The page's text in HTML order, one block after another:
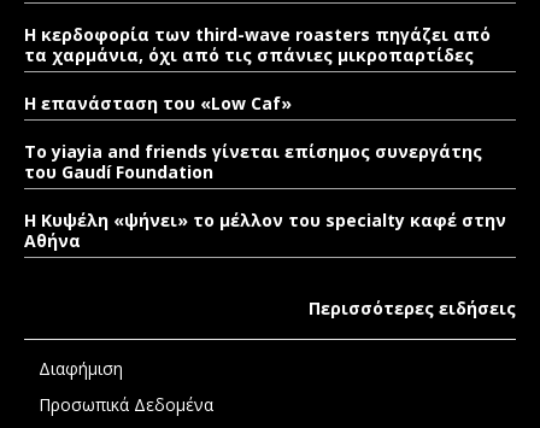
Η κερδοφορία των third-wave roasters πηγάζει από
τα χαρμάνια, όχι από τις σπάνιες μικροπαρτίδες
Η επανάσταση του «Low Caf»
To yiayia and friends γίνεται επίσημος συνεργάτης
του Gaudí Foundation
Η Κυψέλη «ψήνει» το μέλλον του specialty καφέ στην
Αθήνα
Περισσότερες ειδήσεις
Διαφήμιση
Προσωπικά Δεδομένα